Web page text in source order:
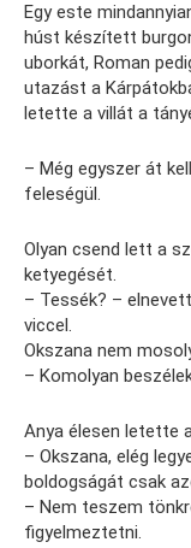
Egy este
húst készített
uborkát, Roman
utazást a
letette a villát a
– Még egyszer át
feleségül.
Olyan csend lett a
ketyegését.
– Tessék? –
viccel.
Okszana nem
– Komolyan
Anya élesen letette
– Okszana, elég
boldogságát csak
– Nem teszem
figyelmeztetni.